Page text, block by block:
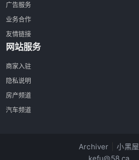
广告服务
业务合作
友情链接
网站服务
商家入驻
隐私说明
房产频道
汽车频道
Archiver
小黑屋